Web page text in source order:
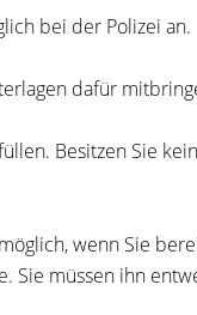
bei der Polizei an.
dafür
Besitzen Sie
wenn Sie
. Sie müssen ihn